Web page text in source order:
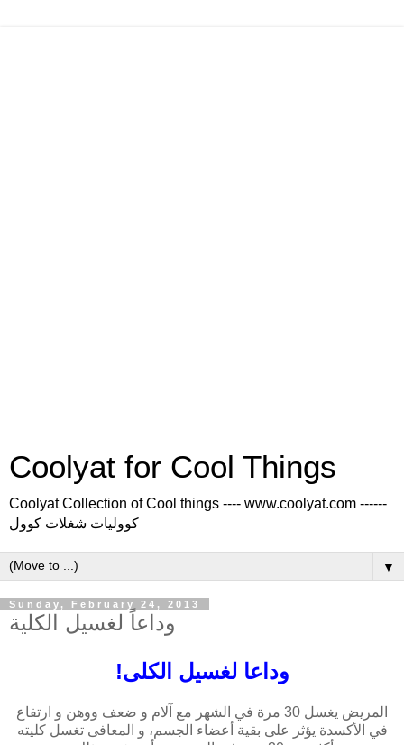
Coolyat for Cool Things
Coolyat Collection of Cool things ---- www.coolyat.com ------
كووليات شغلات كوول
▼
Sunday, February 24, 2013
وداعاً لغسيل الكلية
وداعا لغسيل الكلى!
المريض يغسل 30 مرة في الشهر مع آلام و ضعف ووهن و ارتفاع
في الأكسدة يؤثر على بقية أعضاء الجسم، و المعافى تغسل كليته